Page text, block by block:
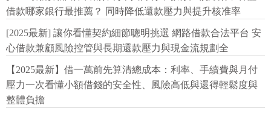
借款哪家銀行最推薦？ 同時降低還款壓力與提升核准率
[2025最新] 讓你看懂契約細節聰明挑選 網路借款合法平台 安
心借款兼顧風險控管與長期還款壓力與現金流規劃全
【2025最新】借一萬前先算清總成本：利率、手續費與月付
壓力一次看懂小額借錢的安全性、風險高低與還得輕鬆度與
整體負擔